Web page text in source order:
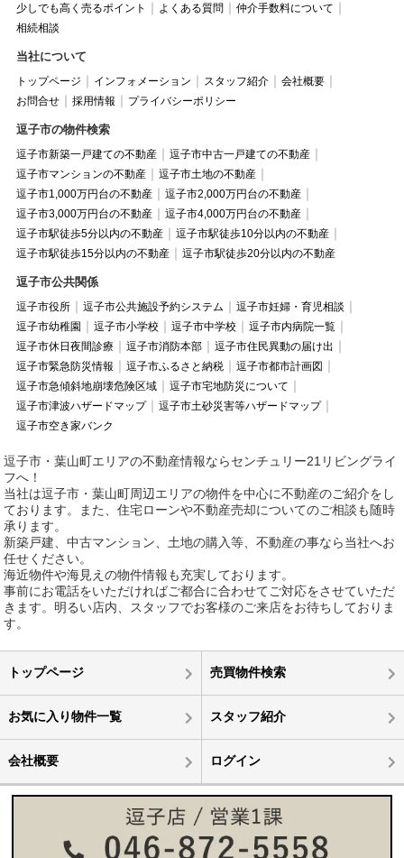
少しでも高く売るポイント
よくある質問
仲介手数料について
相続相談
当社について
トップページ インフォメーション スタッフ紹介
会社概要
お問合せ
採用情報 プライバシーポリシー
逗子市の物件検索
逗子市新築一戸建ての不動産
逗子市中古一戸建ての不動産
逗子市マンションの不動産
逗子市土地の不動産
逗子市1,000万円台の不動産
逗子市2,000万円台の不動産
逗子市3,000万円台の不動産
逗子市4,000万円台の不動産
逗子市駅徒歩5分以内の不動産
逗子市駅徒歩10分以内の不動産
逗子市駅徒歩15分以内の不動産
逗子市駅徒歩20分以内の不動産
逗子市公共関係
逗子市役所 逗子市公共施設予約システム
逗子市妊婦・育児相談
逗子市幼稚園
逗子市小学校 逗子市中学校
逗子市内病院一覧
逗子市休日夜間診療
逗子市消防本部
逗子市住民異動の届け出
逗子市緊急防災情報
逗子市ふるさと納税
逗子市都市計画図
逗子市急傾斜地崩壊危険区域
逗子市宅地防災について
逗子市津波ハザードマップ
逗子市土砂災害等ハザードマップ
逗子市空き家バンク
逗子市・葉山町エリアの不動産情報ならセンチュリー21リビングライ
フへ！
当社は逗子市・葉山町周辺エリアの物件を中心に不動産のご紹介をし
ております。また、住宅ローンや不動産売却についてのご相談も随時
承ります。
新築戸建、中古マンション、土地の購入等、不動産の事なら当社へお
任せください。
海近物件や海見えの物件情報も充実しております。
事前にお電話をいただければご都合に合わせてご対応をさせていただ
きます。明るい店内、スタッフでお客様のご来店をお待ちしておりま
す。
トップページ 売買物件検索
お気に入り物件一覧 スタッフ紹介
会社概要 ログイン